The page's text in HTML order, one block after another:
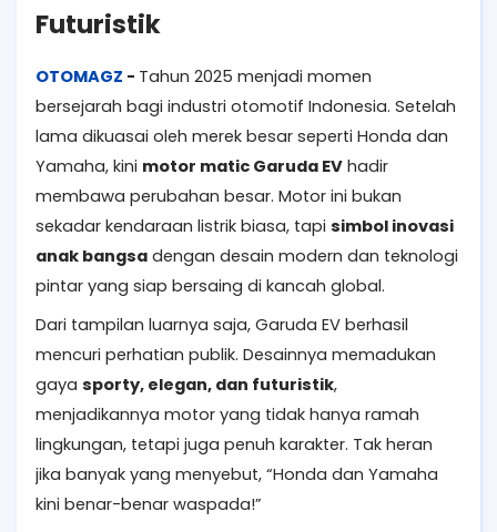
Futuristik
OTOMAGZ - Tahun 2025 menjadi momen
bersejarah bagi industri otomotif Indonesia. Setelah
lama dikuasai oleh merek besar seperti Honda dan
Yamaha, kini motor matic Garuda EV hadir
membawa perubahan besar. Motor ini bukan
sekadar kendaraan listrik biasa, tapi simbol inovasi
anak bangsa dengan desain modern dan teknologi
pintar yang siap bersaing di kancah global.
Dari tampilan luarnya saja, Garuda EV berhasil
mencuri perhatian publik. Desainnya memadukan
gaya sporty, elegan, dan futuristik,
menjadikannya motor yang tidak hanya ramah
lingkungan, tetapi juga penuh karakter. Tak heran
jika banyak yang menyebut, “Honda dan Yamaha
kini benar-benar waspada!”